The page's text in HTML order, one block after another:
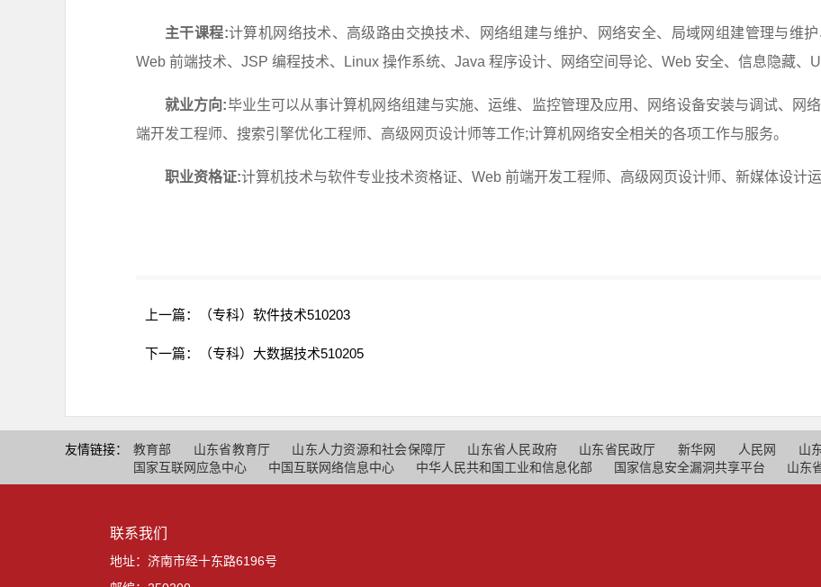
主干课程:计算机网络技术、高级路由交换技术、网络组建与维护、网络安全、局域网组建管理与维
Web 前端技术、JSP 编程技术、Linux 操作系统、Java 程序设计、网络空间导论、Web 安全、信息隐藏、
就业方向:毕业生可以从事计算机网络组建与实施、运维、监控管理及应用、网络设备安装与调试、网
端开发工程师、搜索引擎优化工程师、高级网页设计师等工作;计算机网络安全相关的各项工作与服务。
职业资格证:计算机技术与软件专业技术资格证、Web 前端开发工程师、高级网页设计师、新媒体设计运
上一篇： （专科）软件技术510203
下一篇： （专科）大数据技术510205
友情链接： 教育部 山东省教育厅 山东人力资源和社会保障厅 山东省人民政府 山东省民政厅 新华网 人民网 山
国家互联网应急中心
中国互联网络信息中心 中华人民共和国工业和信息化部 国家信息安全漏洞共享平台 山东
联系我们
地址：济南市经十东路6196号